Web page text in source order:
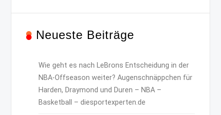
Neueste Beiträge
Wie geht es nach LeBrons Entscheidung in der
NBA-Offseason weiter? Augenschnäppchen für
Harden, Draymond und Duren – NBA –
Basketball – diesportexperten.de